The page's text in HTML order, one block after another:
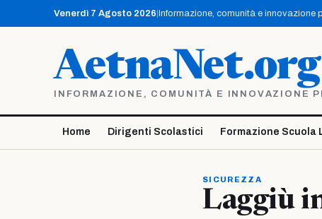
contenuto
Venerdì 7 Agosto 2026 Informazione, comunità e innovazione
AetnaNet.org
INFORMAZIONE, COMUNITÀ E INNOVAZIONE
Home Dirigenti Scolastici Formazione Scuola
SICUREZZA
Laggiù